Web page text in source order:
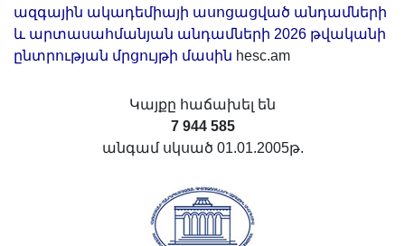
ազգային ակադեմիայի ասոցացված անդամների
և արտասահմանյան անդամների 2026 թվականի
ընտրության մրցույթի մասին hesc.am
Կայքը հաճախել են
7 944 585
անգամ սկսած 01.01.2005թ.